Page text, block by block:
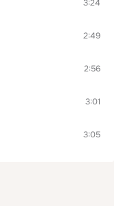
3:24
2:49
2:56
3:01
3:05